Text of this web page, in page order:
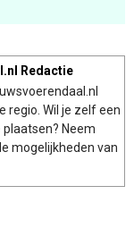
Redactie
regio. Wil je zelf een
Neem
mogelijkheden van